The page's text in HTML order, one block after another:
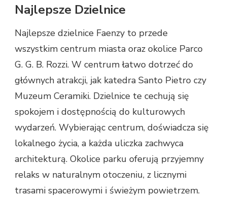
Najlepsze Dzielnice
Najlepsze dzielnice Faenzy to przede
wszystkim centrum miasta oraz okolice Parco
G. G. B. Rozzi. W centrum łatwo dotrzeć do
głównych atrakcji, jak katedra Santo Pietro czy
Muzeum Ceramiki. Dzielnice te cechują się
spokojem i dostępnością do kulturowych
wydarzeń. Wybierając centrum, doświadcza się
lokalnego życia, a każda uliczka zachwyca
architekturą. Okolice parku oferują przyjemny
relaks w naturalnym otoczeniu, z licznymi
trasami spacerowymi i świeżym powietrzem.